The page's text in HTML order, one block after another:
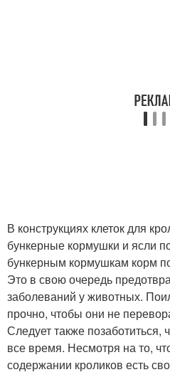
В конструкциях клеток для
бункерные кормушки и ясли
бункерным кормушкам корм
Это в свою очередь
заболеваний у животных.
прочно, чтобы они не
Следует также позаботиться,
все время. Несмотря на то,
содержании кроликов есть